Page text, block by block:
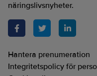
näringslivsnyheter.
Hantera prenumeration
Integritetspolicy för